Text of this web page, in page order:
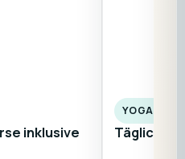
inklusive
YOGA AM
Tägliche